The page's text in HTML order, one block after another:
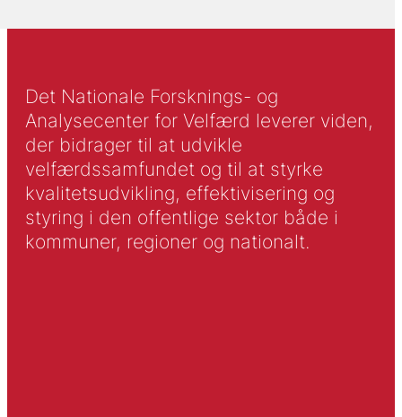
Det Nationale Forsknings- og
Analysecenter for Velfærd leverer viden,
der bidrager til at udvikle
velfærdssamfundet og til at styrke
kvalitetsudvikling, effektivisering og
styring i den offentlige sektor både i
kommuner, regioner og nationalt.